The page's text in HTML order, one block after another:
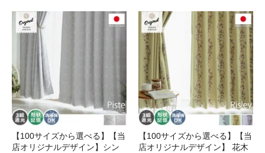
【100サイズから選べる】【当
店オリジナルデザイン】シン
【100サイズから選べる】【当
店オリジナルデザイン】 花木